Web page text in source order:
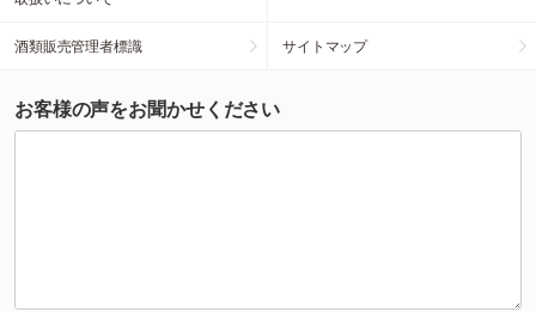
酒類販売管理者標識 サイトマップ
お客様の声をお聞かせください